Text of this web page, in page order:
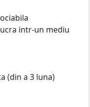
intr-un mediu
(din a 3 luna)